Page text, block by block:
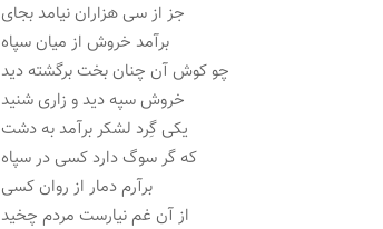
جز از سی هزاران نیامد بجای
برآمد خروش از میان سپاه
چو کوش آن چنان بخت برگشته دید
خروش سپه دید و زاری شنید
یکی گِرد لشکر برآمد به دشت
که گر سوگ دارد کسی در سپاه
برآرم دمار از روان کسی
از آن غم نیارست مردم چخید